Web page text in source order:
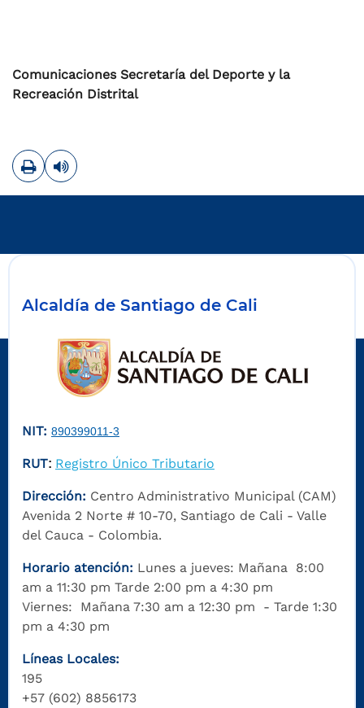
Comunicaciones Secretaría del Deporte y la
Recreación Distrital
ImprimirLeer contenido
Alcaldía de Santiago de Cali
NIT: 890399011-3
RUT: Registro Único Tributario
Dirección: Centro Administrativo Municipal (CAM)
Avenida 2 Norte # 10-70, Santiago de Cali - Valle
del Cauca - Colombia.
Horario atención: Lunes a jueves: Mañana 8:00
am a 11:30 pm Tarde 2:00 pm a 4:30 pm
Viernes: Mañana 7:30 am a 12:30 pm - Tarde 1:30
pm a 4:30 pm
Líneas Locales:
195
+57 (602) 8856173